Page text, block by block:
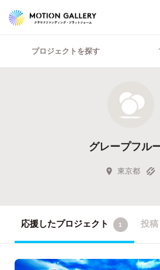
プロジェクトを探す
グレープフル
東京都
応援したプロジェクト 1 投